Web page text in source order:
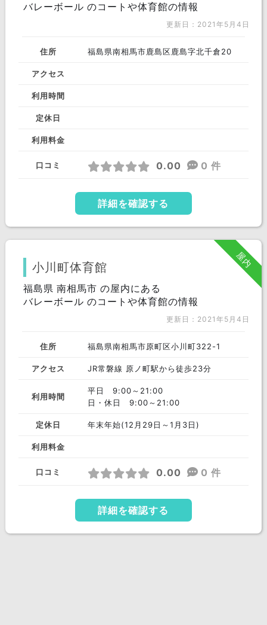
バレーボール のコートや体育館の情報
更新日：2021年5月4日
住所 福島県南相馬市鹿島区鹿島字北千倉20
アクセス
利用時間
定休日
利用料金
口コミ 0.00 0 件
詳細を確認する
屋内
小川町体育館
福島県 南相馬市 の屋内にある
バレーボール のコートや体育館の情報
更新日：2021年5月4日
住所 福島県南相馬市原町区小川町322-1
アクセス JR常磐線 原ノ町駅から徒歩23分
利用時間
平日 9:00～21:00
日・休日 9:00～21:00
定休日 年末年始(12月29日～1月3日)
利用料金
口コミ 0.00 0 件
詳細を確認する